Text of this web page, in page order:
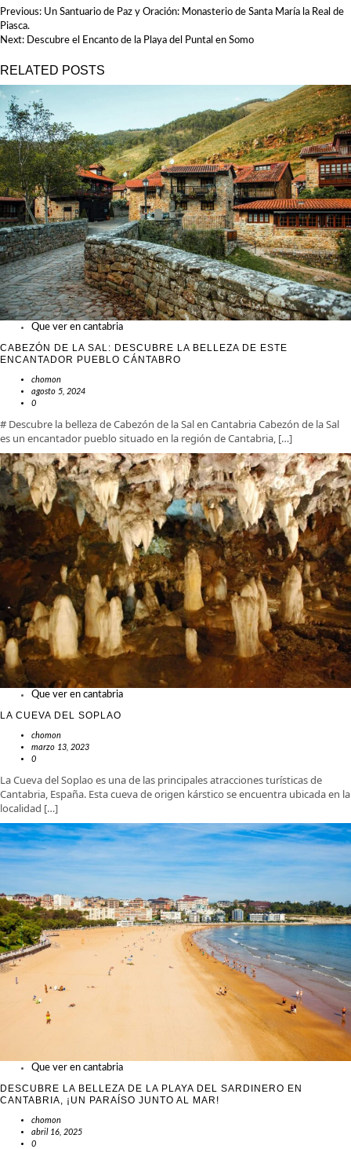
NAVEGACIÓN
DE
ENTRADAS
Previous: Un Santuario de Paz y Oración: Monasterio de Santa María la Real de
Piasca.
Next: Descubre el Encanto de la Playa del Puntal en Somo
RELATED POSTS
Que ver en cantabria
CABEZÓN DE LA SAL: DESCUBRE LA BELLEZA DE ESTE
ENCANTADOR PUEBLO CÁNTABRO
chomon
agosto 5, 2024
0
# Descubre la belleza de Cabezón de la Sal en Cantabria Cabezón de la Sal
es un encantador pueblo situado en la región de Cantabria, […]
Que ver en cantabria
LA CUEVA DEL SOPLAO
chomon
marzo 13, 2023
0
La Cueva del Soplao es una de las principales atracciones turísticas de
Cantabria, España. Esta cueva de origen kárstico se encuentra ubicada en la
localidad […]
Que ver en cantabria
DESCUBRE LA BELLEZA DE LA PLAYA DEL SARDINERO EN
CANTABRIA, ¡UN PARAÍSO JUNTO AL MAR!
chomon
abril 16, 2025
0